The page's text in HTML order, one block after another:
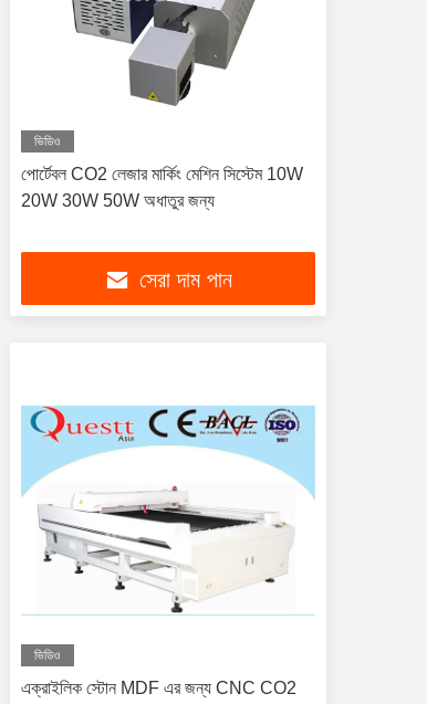
ভিডিও
পোর্টেবল CO2 লেজার মার্কিং মেশিন সিস্টেম 10W
20W 30W 50W অধাতুর জন্য
সেরা দাম পান
ভিডিও
এক্রাইলিক স্টোন MDF এর জন্য CNC CO2